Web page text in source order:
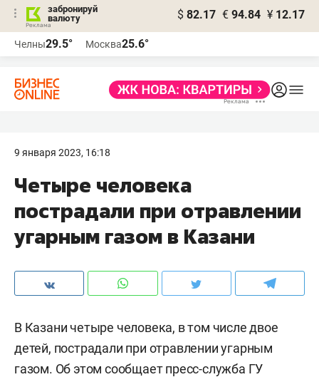
забронируй
валюту
$ 82.17 € 94.84 ¥ 12.17
Челны29.5° Москва25.6°
9 января 2023, 16:18
Четыре человека
пострадали при отравлении
угарным газом в Казани
В Казани четыре человека, в том числе двое
детей, пострадали при отравлении угарным
газом. Об этом сообщает пресс-служба ГУ